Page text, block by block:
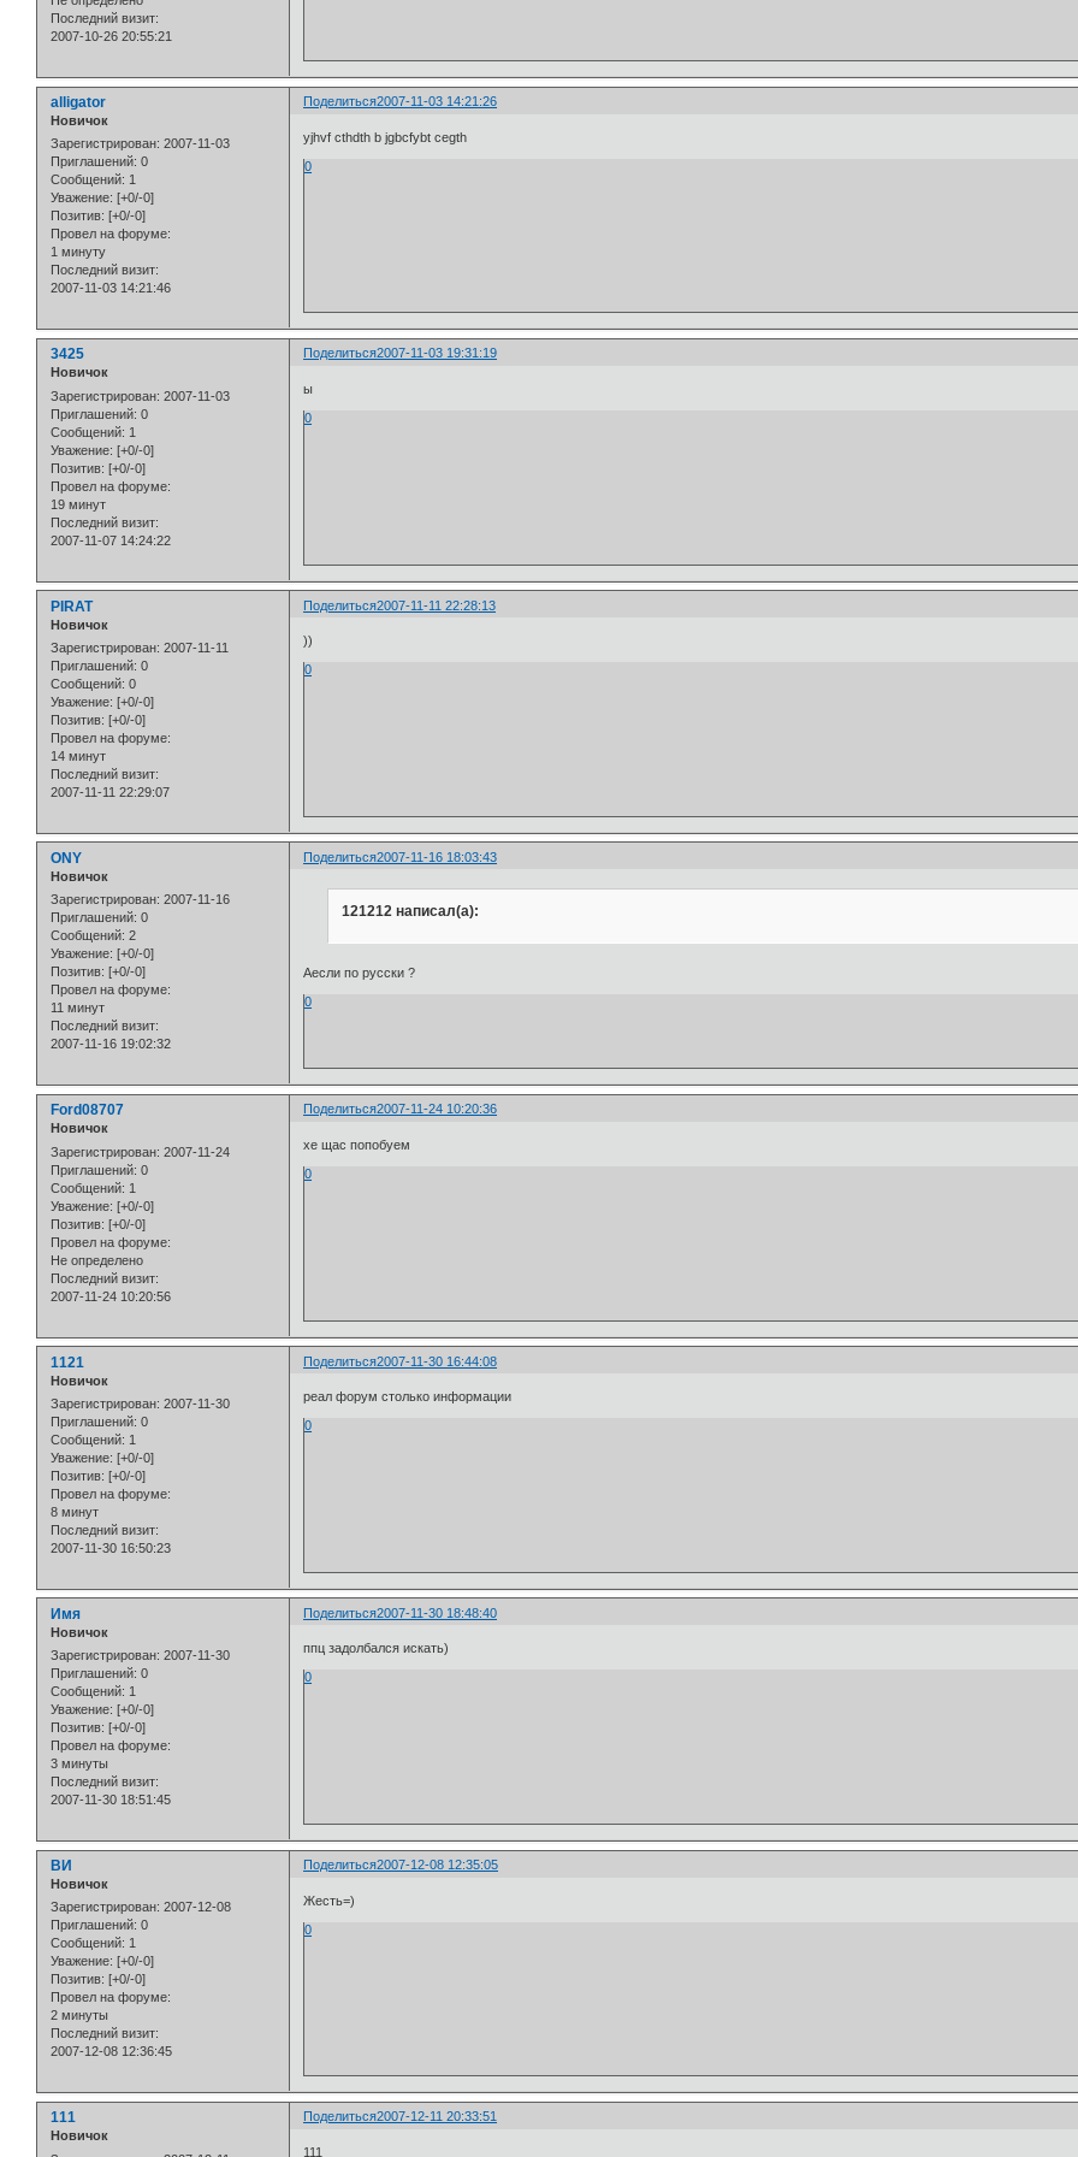
Последний визит:
2007-10-26 20:55:21
Поделиться2007-11-03 14:21:26
alligator
Новичок
Зарегистрирован: 2007-11-03
Приглашений: 0
Сообщений: 1
Уважение: [+0/-0]
Позитив: [+0/-0]
Провел на форуме:
1 минуту
Последний визит:
2007-11-03 14:21:46
yjhvf cthdth b jgbcfybt cegth
0
Поделиться2007-11-03 19:31:19
3425
Новичок
Зарегистрирован: 2007-11-03
Приглашений: 0
Сообщений: 1
Уважение: [+0/-0]
Позитив: [+0/-0]
Провел на форуме:
19 минут
Последний визит:
2007-11-07 14:24:22
ы
0
Поделиться2007-11-11 22:28:13
PIRAT
Новичок
Зарегистрирован: 2007-11-11
Приглашений: 0
Сообщений: 0
Уважение: [+0/-0]
Позитив: [+0/-0]
Провел на форуме:
14 минут
Последний визит:
2007-11-11 22:29:07
))
0
Поделиться2007-11-16 18:03:43
ONY
Новичок
Зарегистрирован: 2007-11-16
Приглашений: 0
Сообщений: 2
Уважение: [+0/-0]
Позитив: [+0/-0]
Провел на форуме:
11 минут
Последний визит:
2007-11-16 19:02:32
121212 написал(а):
Аесли по русски ?
0
Поделиться2007-11-24 10:20:36
Ford08707
Новичок
Зарегистрирован: 2007-11-24
Приглашений: 0
Сообщений: 1
Уважение: [+0/-0]
Позитив: [+0/-0]
Провел на форуме:
Не определено
Последний визит:
2007-11-24 10:20:56
хе щас попобуем
0
Поделиться2007-11-30 16:44:08
1121
Новичок
Зарегистрирован: 2007-11-30
Приглашений: 0
Сообщений: 1
Уважение: [+0/-0]
Позитив: [+0/-0]
Провел на форуме:
8 минут
Последний визит:
2007-11-30 16:50:23
реал форум столько информации
0
Поделиться2007-11-30 18:48:40
Имя
Новичок
Зарегистрирован: 2007-11-30
Приглашений: 0
Сообщений: 1
Уважение: [+0/-0]
Позитив: [+0/-0]
Провел на форуме:
3 минуты
Последний визит:
2007-11-30 18:51:45
ппц задолбался искать)
0
Поделиться2007-12-08 12:35:05
ВИ
Новичок
Зарегистрирован: 2007-12-08
Приглашений: 0
Сообщений: 1
Уважение: [+0/-0]
Позитив: [+0/-0]
Провел на форуме:
2 минуты
Последний визит:
2007-12-08 12:36:45
Жесть=)
0
Поделиться2007-12-11 20:33:51
111
Новичок
111